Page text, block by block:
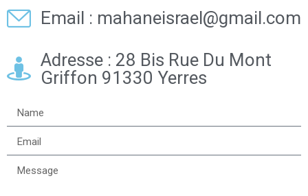
Email : mahaneisrael@gmail.com
Adresse : 28 Bis Rue Du Mont
Griffon 91330 Yerres